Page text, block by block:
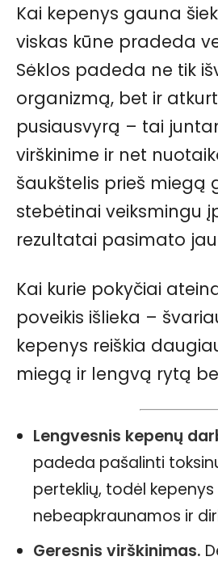
Kai kepenys gauna
viskas kūne pradeda
Sėklos padeda ne tik
organizmą, bet ir
pusiausvyrą – tai
virškinime ir net
šaukštelis prieš miegą
stebėtinai veiksmingu
rezultatai pasimato
Kai kurie pokyčiai
poveikis išlieka –
kepenys reiškia
miegą ir lengvą rytą
Lengvesnis kepenų
padeda pašalinti
perteklių, todėl kepenys
nebeapkraunamos ir
Geresnis virškinimas.